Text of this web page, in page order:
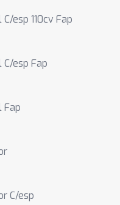
esp 110cv Fap
C/esp Fap
Fap
C/esp